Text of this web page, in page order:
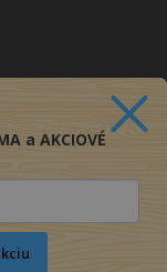
a AKCIOVÉ